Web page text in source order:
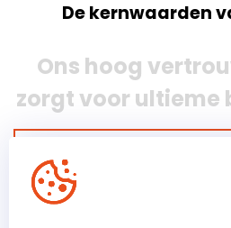
De kernwaarden
Ons hoog
zorgt voor ultieme